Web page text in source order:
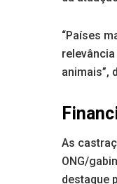
“Países
animais”,
As
ONG/
destaque